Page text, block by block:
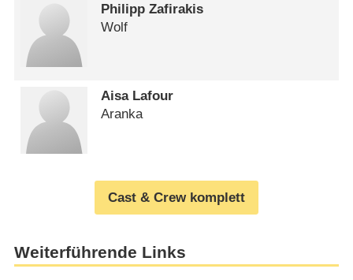
Philipp Zafirakis
Wolf
Aisa Lafour
Aranka
Cast & Crew komplett
Weiterführende Links